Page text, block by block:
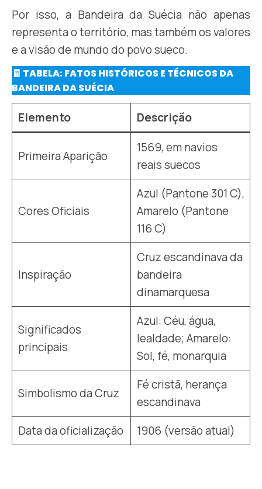
Por isso, a Bandeira da Suécia não apenas
representa o território, mas também os valores
e a visão de mundo do povo sueco.
🧾 TABELA: FATOS HISTÓRICOS E TÉCNICOS DA
BANDEIRA DA SUÉCIA
Elemento Descrição
Primeira Aparição
1569, em navios
reais suecos
Cores Oficiais
Azul (Pantone 301 C),
Amarelo (Pantone
116 C)
Inspiração
Cruz escandinava da
bandeira
dinamarquesa
Significados
principais
Azul: Céu, água,
lealdade; Amarelo:
Sol, fé, monarquia
Simbolismo da Cruz
Fé cristã, herança
escandinava
Data da oficialização
1906 (versão atual)